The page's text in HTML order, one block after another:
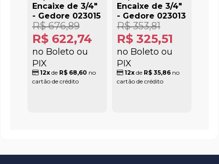
Encaixe de 3/4"
- Gedore 023015
R$ 622,74
no Boleto ou
PIX
R$ 676,89
12x de R$ 68,60 no
cartão de crédito
Encaixe de 3/4"
- Gedore 023013
R$ 325,51
no Boleto ou
PIX
R$ 353,81
12xde R$ 35,86no
cartão de crédito